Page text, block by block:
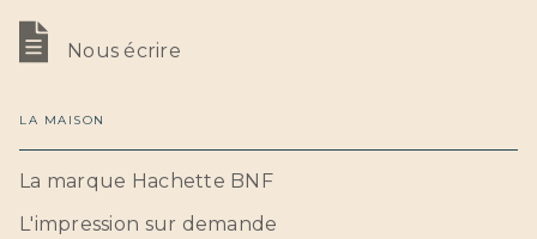
Nous écrire
LA MAISON
La marque Hachette BNF
L'impression sur demande